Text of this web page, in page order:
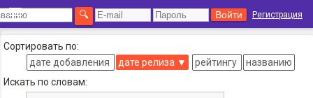
Регистрация
Сортировать по:
дате добавления
дате релиза ▼ рейтингу
названию
Искать по словам: